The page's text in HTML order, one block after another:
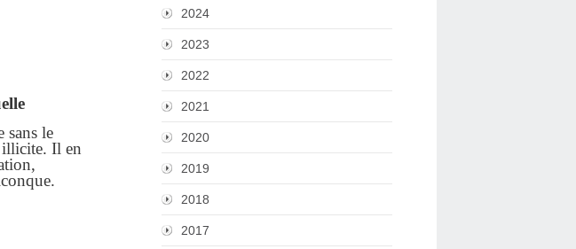
sans le
illicite. Il en
2024
2023
2022
2021
2020
2019
2018
2017